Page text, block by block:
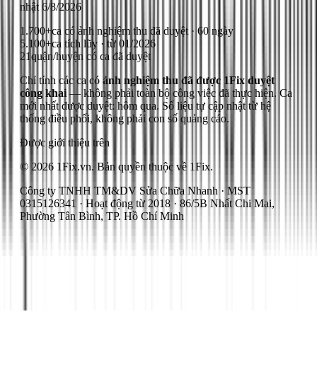
nhật 6/8/2026
1.700+ca có ảnh nghiệm thu đã duyệt · 60 ngày
5.100+ca tích lũy · từ 01/2026
21quận/huyện có ca đã duyệt
Chỉ tính các ca có ảnh nghiệm thu đã được 1Fix duyệt
công khai — không phải toàn bộ công việc đã thực hiện. Ca
mới nhất được duyệt: hôm qua. Số liệu tự cập nhật từ hệ
thống điều phối, không phải con số quảng cáo.
Được giới thiệu trên
© 2026 1Fix.vn. Bản quyền thuộc về 1Fix.
Công ty TNHH TM&DV Sửa Chữa Nhanh · MST
0315126341 · Hoạt động từ 2018 · 86/5B Nhất Chi Mai,
Phường Tân Bình, TP. Hồ Chí Minh